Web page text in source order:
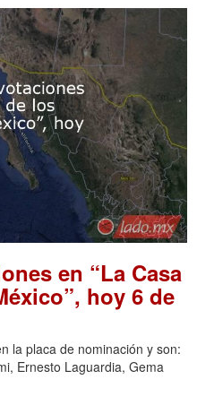
en “La Casa
hoy 6 de
la placa de nominación y son:
Ernesto Laguardia, Gema